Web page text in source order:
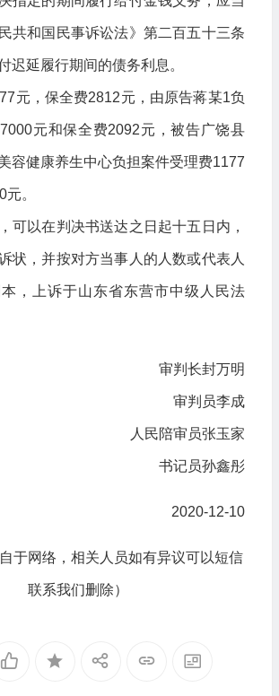
共和国民事诉讼法》第二百五十三条
迟延履行期间的债务利息。
元，保全费2812元，由原告蒋某1负
元和保全费2092元，被告广饶县
容健康养生中心负担案件受理费1177
。
可以在判决书送达之日起十五日内，
状，并按对方当事人的人数或代表人
，上诉于山东省东营市中级人民法
审判长封万明
审判员李成
人民陪审员张玉家
书记员孙鑫彤
2020-12-10
自于网络，相关人员如有异议可以短信
联系我们删除）